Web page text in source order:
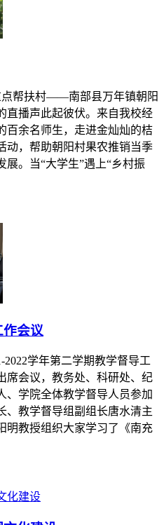
点帮扶村——南部县万年镇朝阳
直播声此起彼伏。来自我校经
百余名师生，走进金灿灿的桔
动，帮助朝阳村果农推销当季
展。当“大学生”遇上“乡村振
会议
2022学年第二学期教学督导工
席会议，教务处、科研处、纪
、学院全体教学督导人员参加
、教学督导组副组长唐水清主
明教授组织大家学习了《南充